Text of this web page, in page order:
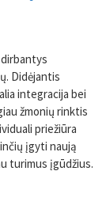
Didėjantis
integracija bei
žmonių rinktis
priežiūra
įgyti naują
turimus įgūdžius.